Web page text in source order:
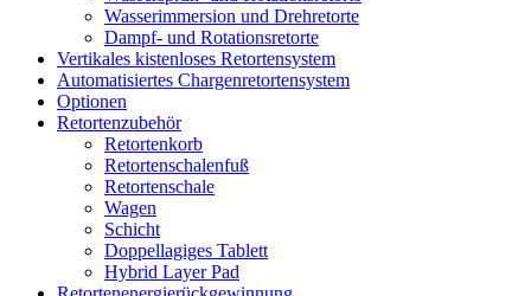
Wasserimmersion und Drehretorte
Dampf- und Rotationsretorte
Vertikales kistenloses Retortensystem
Automatisiertes Chargenretortensystem
Optionen
Retortenzubehör
Retortenkorb
Retortenschalenfuß
Retortenschale
Wagen
Schicht
Doppellagiges Tablett
Hybrid Layer Pad